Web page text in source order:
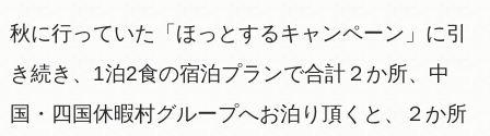
秋に行っていた「ほっとするキャンペーン」に引
き続き、1泊2食の宿泊プランで合計２か所、中
国・四国休暇村グループへお泊り頂くと、２か所